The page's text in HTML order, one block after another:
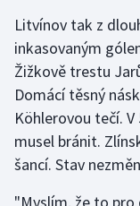
Volejbal
Ostatní
Litvínov tak z
inkasovaným
Žižkově trestu
Domácí těsný
Köhlerovou tečí.
musel bránit.
šancí. Stav